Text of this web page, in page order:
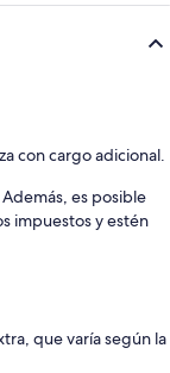
con cargo adicional.
es posible
impuestos y estén
que varía según la